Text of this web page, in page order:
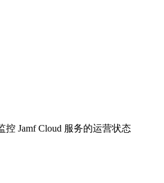
Jamf Cloud 服务的运营状态